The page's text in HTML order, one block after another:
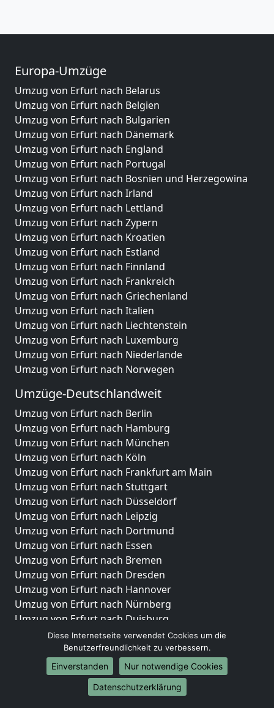
Europa-Umzüge
Umzug von Erfurt nach Belarus
Umzug von Erfurt nach Belgien
Umzug von Erfurt nach Bulgarien
Umzug von Erfurt nach Dänemark
Umzug von Erfurt nach England
Umzug von Erfurt nach Portugal
Umzug von Erfurt nach Bosnien und Herzegowina
Umzug von Erfurt nach Irland
Umzug von Erfurt nach Lettland
Umzug von Erfurt nach Zypern
Umzug von Erfurt nach Kroatien
Umzug von Erfurt nach Estland
Umzug von Erfurt nach Finnland
Umzug von Erfurt nach Frankreich
Umzug von Erfurt nach Griechenland
Umzug von Erfurt nach Italien
Umzug von Erfurt nach Liechtenstein
Umzug von Erfurt nach Luxemburg
Umzug von Erfurt nach Niederlande
Umzug von Erfurt nach Norwegen
Umzüge-Deutschlandweit
Umzug von Erfurt nach Berlin
Umzug von Erfurt nach Hamburg
Umzug von Erfurt nach München
Umzug von Erfurt nach Köln
Umzug von Erfurt nach Frankfurt am Main
Umzug von Erfurt nach Stuttgart
Umzug von Erfurt nach Düsseldorf
Umzug von Erfurt nach Leipzig
Umzug von Erfurt nach Dortmund
Umzug von Erfurt nach Essen
Umzug von Erfurt nach Bremen
Umzug von Erfurt nach Dresden
Umzug von Erfurt nach Hannover
Umzug von Erfurt nach Nürnberg
Umzug von Erfurt nach Duisburg
Umzug von Erfurt nach Bochum
Umzug von Erfurt nach Wuppertal
Umzug von Erfurt nach Bielefeld
Umzug von Erfurt nach Bonn
Umzug von Erfurt nach Münster
Diese Internetseite verwendet Cookies um die
Benutzerfreundlichkeit zu verbessern.
Einverstanden
Nur notwendige Cookies
Datenschutzerklärung